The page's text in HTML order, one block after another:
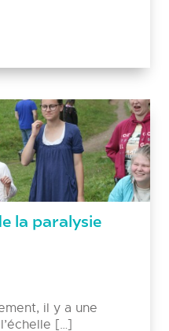
la paralysie
il y a une
[…]